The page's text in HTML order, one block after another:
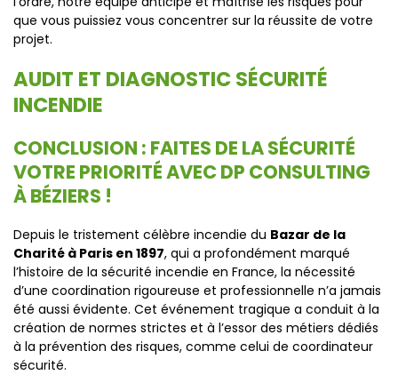
que vous puissiez vous concentrer sur la réussite de votre
projet.
AUDIT ET DIAGNOSTIC SÉCURITÉ
INCENDIE
CONCLUSION : FAITES DE LA SÉCURITÉ
VOTRE PRIORITÉ AVEC DP CONSULTING
À BÉZIERS !
Depuis le tristement célèbre incendie du Bazar de la
Charité à Paris en 1897, qui a profondément marqué
l’histoire de la sécurité incendie en France, la nécessité
d’une coordination rigoureuse et professionnelle n’a jamais
été aussi évidente. Cet événement tragique a conduit à la
création de normes strictes et à l’essor des métiers dédiés
à la prévention des risques, comme celui de coordinateur
sécurité.